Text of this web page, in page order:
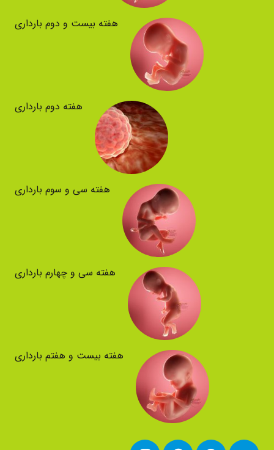
هفته بیست و دوم بارداری
هفته دوم بارداری
هفته سی و سوم بارداری
هفته سی و چهارم بارداری
هفته بیست و هفتم بارداری